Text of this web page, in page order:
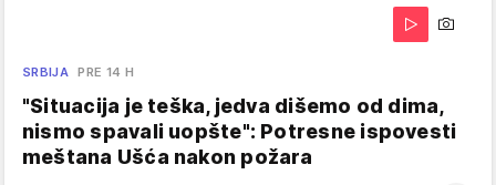
SRBIJA PRE 14 H
"Situacija je teška, jedva dišemo od dima,
nismo spavali uopšte": Potresne ispovesti
meštana Ušća nakon požara